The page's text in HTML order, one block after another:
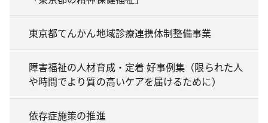
東京都てんかん地域診療連携体制整備事業
障害福祉の人材育成・定着 好事例集（限られた人
や時間でより質の高いケアを届けるために）
依存症施策の推進